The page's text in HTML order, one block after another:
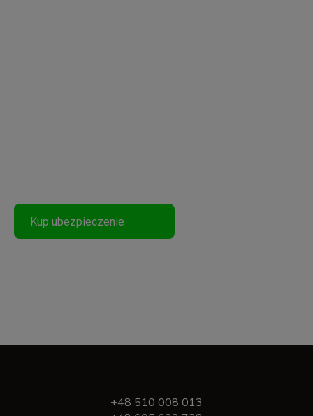
Kup ubezpieczenie
+48 510 008 013